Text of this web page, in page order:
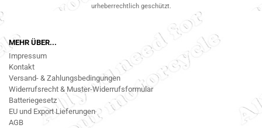
urheberrechtlich geschützt.
MEHR ÜBER...
Impressum
Kontakt
Versand- & Zahlungsbedingungen
Widerrufsrecht & Muster-Widerrufsformular
Batteriegesetz
EU und Export Lieferungen
AGB